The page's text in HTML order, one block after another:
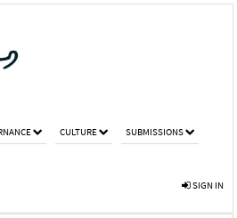
CULTURE SUBMISSIONS
SIGN IN